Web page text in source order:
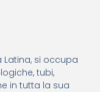
Latina, si occupa
tubi,
in tutta la sua